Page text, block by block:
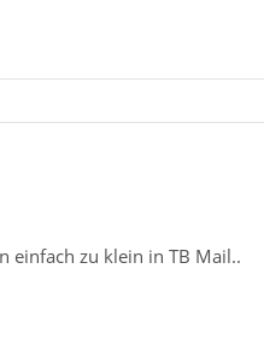
einfach zu klein in TB Mail..